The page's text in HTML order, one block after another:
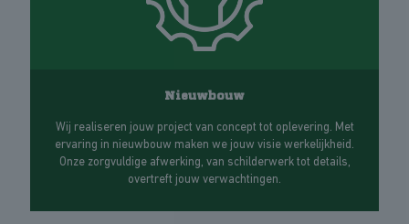
Nieuwbouw
Wij realiseren jouw project van concept tot oplevering. Met
ervaring in nieuwbouw maken we jouw visie werkelijkheid.
Onze zorgvuldige afwerking, van schilderwerk tot details,
overtreft jouw verwachtingen.